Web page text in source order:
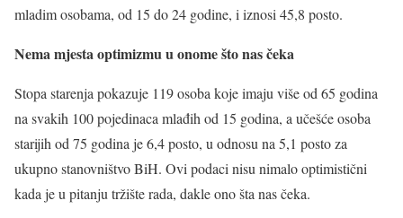
mladim osobama, od 15 do 24 godine, i iznosi 45,8 posto.
Nema mjesta optimizmu u onome što nas čeka
Stopa starenja pokazuje 119 osoba koje imaju više od 65 godina
na svakih 100 pojedinaca mlađih od 15 godina, a učešće osoba
starijih od 75 godina je 6,4 posto, u odnosu na 5,1 posto za
ukupno stanovništvo BiH. Ovi podaci nisu nimalo optimistični
kada je u pitanju tržište rada, dakle ono šta nas čeka.